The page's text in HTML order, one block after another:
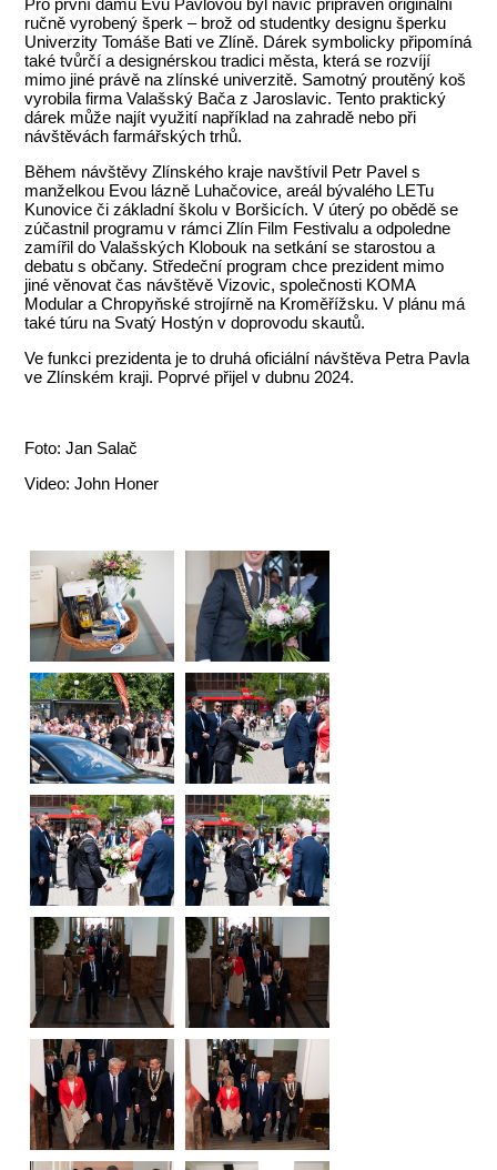
Pro první dámu Evu Pavlovou byl navíc připraven originální
ručně vyrobený šperk – brož od studentky designu šperku
Univerzity Tomáše Bati ve Zlíně. Dárek symbolicky připomíná
také tvůrčí a designérskou tradici města, která se rozvíjí
mimo jiné právě na zlínské univerzitě. Samotný proutěný koš
vyrobila firma Valašský Bača z Jaroslavic. Tento praktický
dárek může najít využití například na zahradě nebo při
návštěvách farmářských trhů.
Během návštěvy Zlínského kraje navštívil Petr Pavel s
manželkou Evou lázně Luhačovice, areál bývalého LETu
Kunovice či základní školu v Boršicích. V úterý po obědě se
zúčastnil programu v rámci Zlín Film Festivalu a odpoledne
zamířil do Valašských Klobouk na setkání se starostou a
debatu s občany. Středeční program chce prezident mimo
jiné věnovat čas návštěvě Vizovic, společnosti KOMA
Modular a Chropyňské strojírně na Kroměřížsku. V plánu má
také túru na Svatý Hostýn v doprovodu skautů.
Ve funkci prezidenta je to druhá oficiální návštěva Petra Pavla
ve Zlínském kraji. Poprvé přijel v dubnu 2024.
Foto: Jan Salač
Video: John Honer